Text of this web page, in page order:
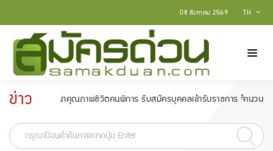
TH
08 สิงหาคม 2569
ข่าว
ประกาศ
และพัฒนาคุณภาพชีวิตคนพิการ รับสมัครบุคคลเข้ารับราชการ จำนวน 6 อัตรา